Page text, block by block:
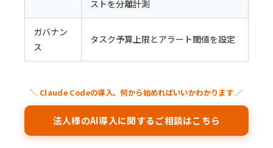
ストを分離計測
ガバナン
ス
タスク予算上限とアラート閾値を設定
＼ Claude Codeの導入、何から始めればいいかわかります ／
法人様のAI導入に関するご相談はこちら